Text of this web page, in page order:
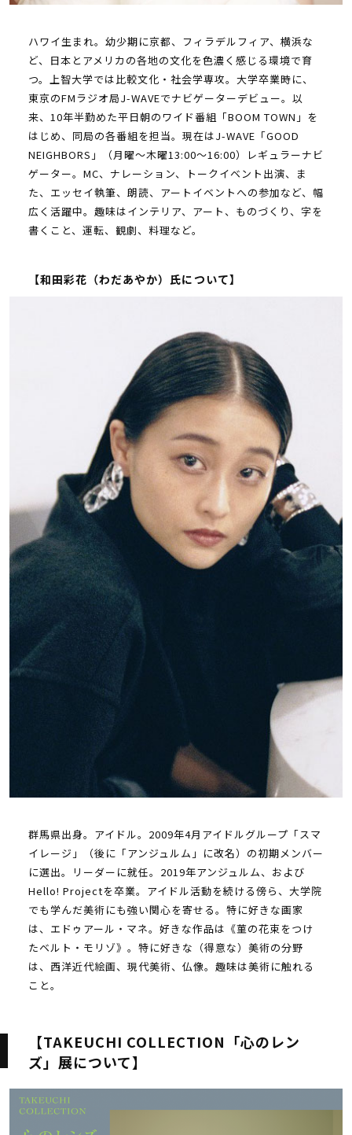
ハワイ生まれ。幼少期に京都、フィラデルフィア、横浜な
ど、日本とアメリカの各地の文化を色濃く感じる環境で育
つ。上智大学では比較文化・社会学専攻。大学卒業時に、
東京のFMラジオ局J-WAVEでナビゲーターデビュー。以
来、10年半勤めた平日朝のワイド番組「BOOM TOWN」を
はじめ、同局の各番組を担当。現在はJ-WAVE「GOOD
NEIGHBORS」（月曜〜木曜13:00〜16:00）レギュラーナビ
ゲーター。MC、ナレーション、トークイベント出演、ま
た、エッセイ執筆、朗読、アートイベントへの参加など、幅
広く活躍中。趣味はインテリア、アート、ものづくり、字を
書くこと、運転、観劇、料理など。
【和田彩花（わだあやか）氏について】
群馬県出身。アイドル。2009年4月アイドルグループ「スマ
イレージ」（後に「アンジュルム」に改名）の初期メンバー
に選出。リーダーに就任。2019年アンジュルム、および
Hello! Projectを卒業。アイドル活動を続ける傍ら、大学院
でも学んだ美術にも強い関心を寄せる。特に好きな画家
は、エドゥアール・マネ。好きな作品は《菫の花束をつけ
たベルト・モリゾ》。特に好きな（得意な）美術の分野
は、西洋近代絵画、現代美術、仏像。趣味は美術に触れる
こと。
【TAKEUCHI COLLECTION「心のレン
ズ」展について】